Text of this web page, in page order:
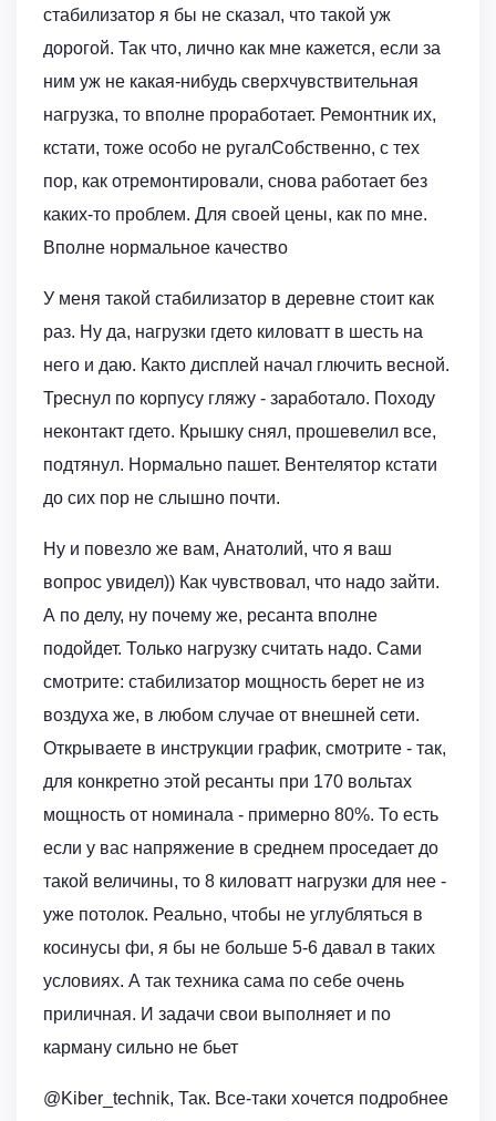
стабилизатор я бы не сказал, что такой уж
дорогой. Так что, лично как мне кажется, если за
ним уж не какая-нибудь сверхчувствительная
нагрузка, то вполне проработает. Ремонтник их,
кстати, тоже особо не ругалСобственно, с тех
пор, как отремонтировали, снова работает без
каких-то проблем. Для своей цены, как по мне.
Вполне нормальное качество
У меня такой стабилизатор в деревне стоит как
раз. Ну да, нагрузки гдето киловатт в шесть на
него и даю. Както дисплей начал глючить весной.
Треснул по корпусу гляжу - заработало. Походу
неконтакт гдето. Крышку снял, прошевелил все,
подтянул. Нормально пашет. Вентелятор кстати
до сих пор не слышно почти.
Ну и повезло же вам, Анатолий, что я ваш
вопрос увидел)) Как чувствовал, что надо зайти.
А по делу, ну почему же, ресанта вполне
подойдет. Только нагрузку считать надо. Сами
смотрите: стабилизатор мощность берет не из
воздуха же, в любом случае от внешней сети.
Открываете в инструкции график, смотрите - так,
для конкретно этой ресанты при 170 вольтах
мощность от номинала - примерно 80%. То есть
если у вас напряжение в среднем проседает до
такой величины, то 8 киловатт нагрузки для нее -
уже потолок. Реально, чтобы не углубляться в
косинусы фи, я бы не больше 5-6 давал в таких
условиях. А так техника сама по себе очень
приличная. И задачи свои выполняет и по
карману сильно не бьет
@Kiber_technik, Так. Все-таки хочется подробнее